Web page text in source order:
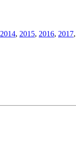
2014, 2015, 2016, 2017